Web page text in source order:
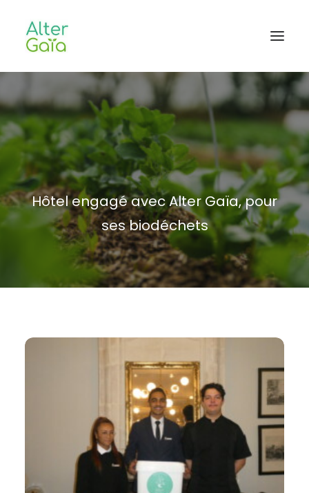
Accueil
Professionnels
Habitants
Blog
L’aventure
CONTACT
Hôtel engagé avec Alter Gaïa, pour
ses biodéchets